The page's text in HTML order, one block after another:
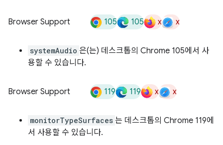
Browser Support 105 105 x x
systemAudio 은(는) 데스크톱의 Chrome 105에서 사
용할 수 있습니다.
Browser Support 119 119 x x
monitorTypeSurfaces 는 데스크톱의 Chrome 119에
서 사용할 수 있습니다.